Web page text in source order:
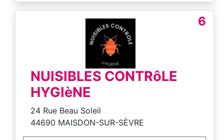
6
NUISIBLES CONTRôLE
HYGIèNE
24 Rue Beau Soleil
44690 MAISDON-SUR-SÈVRE